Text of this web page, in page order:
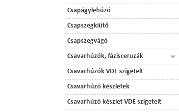
Csapágylehúzó
Csapszegkiütő
Csapszegvágó
Csavarhúzók, fázisceruzák
Csavarhúzók VDE szigetelt
Csavarhúzó készletek
Csavarhúzó készlet VDE szigetelt